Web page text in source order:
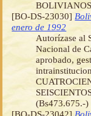
[BO-DS-23030]
enero de 1992
Autorízase al
Nacional de
aprobado,
(Bs473.675.-)
[BO-DS-23042]